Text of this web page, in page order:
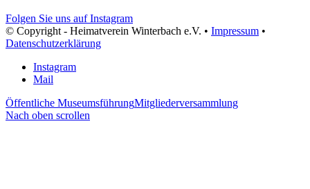
Folgen Sie uns auf Instagram
© Copyright - Heimatverein Winterbach e.V. • Impressum •
Datenschutzerklärung
Instagram
Mail
Öffentliche MuseumsführungMitgliederversammlung
Nach oben scrollen